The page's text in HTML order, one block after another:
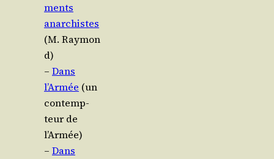
ments
anar­chistes
(M. Raymon
d)
– Dans
l’Armée (un
contemp­
teur de
l’Armée)
– Dans